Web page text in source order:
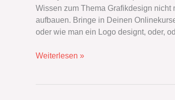
Wissen zum Thema Grafikdesign
aufbauen. Bringe in Deinen
oder wie man ein Logo designt, oder,
Trainingskurs
zum
Thema
Weiterlesen »